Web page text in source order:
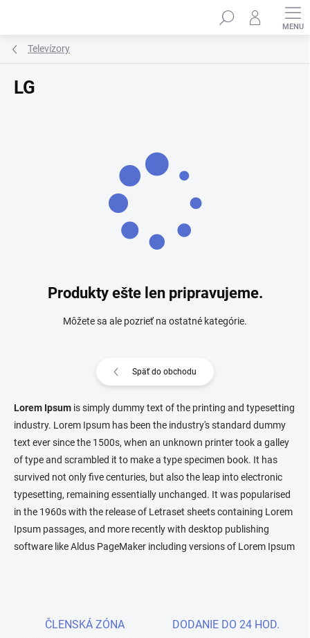
Hľadať
Televízory
LG
Produkty ešte len pripravujeme.
Môžete sa ale pozrieť na ostatné kategórie.
Späť do obchodu
Lorem Ipsum is simply dummy text of the printing and typesetting
industry. Lorem Ipsum has been the industry's standard dummy
text ever since the 1500s, when an unknown printer took a galley
of type and scrambled it to make a type specimen book. It has
survived not only five centuries, but also the leap into electronic
typesetting, remaining essentially unchanged. It was popularised
in the 1960s with the release of Letraset sheets containing Lorem
Ipsum passages, and more recently with desktop publishing
software like Aldus PageMaker including versions of Lorem Ipsum
ČLENSKÁ ZÓNA DODANIE DO 24 HOD.